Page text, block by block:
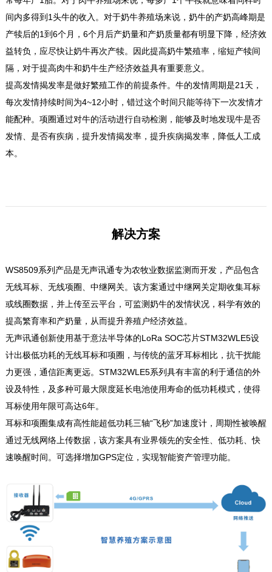
间内多得到1头牛的收入。对于奶牛养殖场来说，奶牛的产奶高峰期是
产犊后的1到6个月，6个月后产奶量和产奶质量都有明显下降，经济效
益转负，应尽快让奶牛再次产犊。因此提高奶牛繁殖率，缩短产犊间
隔，对于提高肉牛和奶牛生产经济效益具有重要意义。
提高发情揭发率是做好繁殖工作的前提条件。牛的发情周期是21天，
每次发情持续时间为4~12小时，错过这个时间只能等待下一次发情才
能配种。项圈通过对牛的活动进行自动检测，能够及时地发现牛是否
发情、是否有疾病，提升发情揭发率，提升疾病揭发率，降低人工成
本。
解决方案
WS8509系列产品是无声讯通专为农牧业数据监测而开发，产品包含
无线耳标、无线项圈、中继网关。该方案通过中继网关定期收集耳标
或线圈数据，并上传至云平台，可监测奶牛的发情状况，科学有效的
提高繁育率和产奶量，从而提升养殖户经济效益。
无声讯通创新使用基于意法半导体的LoRa SOC芯片STM32WLE5设
计出极低功耗的无线耳标和项圈，与传统的蓝牙耳标相比，抗干扰能
力更强，通信距离更远。STM32WLE5系列具有丰富的利于通信的外
设及特性，及多种可最大限度延长电池使用寿命的低功耗模式，使得
耳标使用年限可高达6年。
耳标和项圈集成有高性能超低功耗三轴“飞秒”加速度计，周期性被唤醒
通过无线网络上传数据，该方案具有业界领先的安全性、低功耗、快
速唤醒时间。可选择增加GPS定位，实现智能资产管理功能。